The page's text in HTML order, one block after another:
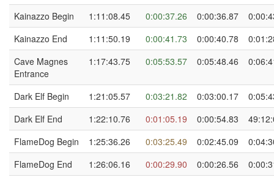
Kainazzo Begin
1:11:08.45 0:00:37.26 0:00:36.87
Kainazzo End
1:11:50.19 0:00:41.73 0:00:40.78
Cave Magnes
Entrance
1:17:43.75 0:05:53.57 0:05:48.46
Dark Elf Begin 1:21:05.57 0:03:21.82 0:03:00.17
Dark Elf End
1:22:10.76 0:01:05.19 0:00:54.83
FlameDog Begin
1:25:36.26 0:03:25.49 0:02:45.09
FlameDog End
1:26:06.16 0:00:29.90 0:00:26.56